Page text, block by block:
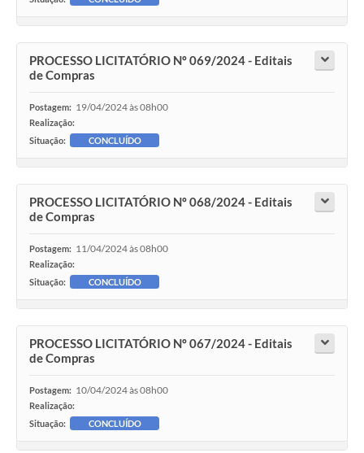
PROCESSO LICITATÓRIO Nº 069/2024 - Editais
de Compras
Postagem: 19/04/2024 às 08h00
Realização:
Situação:
CONCLUÍDO
PROCESSO LICITATÓRIO Nº 068/2024 - Editais
de Compras
Postagem: 11/04/2024 às 08h00
Realização:
Situação:
CONCLUÍDO
PROCESSO LICITATÓRIO Nº 067/2024 - Editais
de Compras
Postagem: 10/04/2024 às 08h00
Realização:
Situação:
CONCLUÍDO